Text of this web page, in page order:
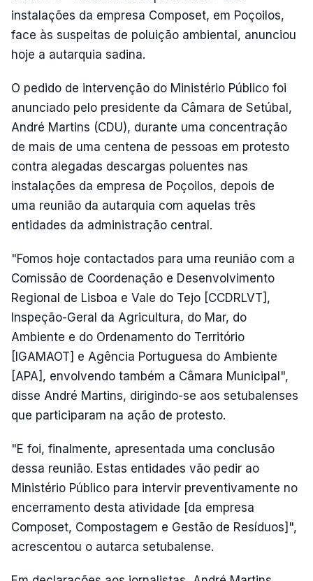
instalações da empresa Composet, em Poçoilos,
face às suspeitas de poluição ambiental, anunciou
hoje a autarquia sadina.
O pedido de intervenção do Ministério Público foi
anunciado pelo presidente da Câmara de Setúbal,
André Martins (CDU), durante uma concentração
de mais de uma centena de pessoas em protesto
contra alegadas descargas poluentes nas
instalações da empresa de Poçoilos, depois de
uma reunião da autarquia com aquelas três
entidades da administração central.
"Fomos hoje contactados para uma reunião com a
Comissão de Coordenação e Desenvolvimento
Regional de Lisboa e Vale do Tejo [CCDRLVT],
Inspeção-Geral da Agricultura, do Mar, do
Ambiente e do Ordenamento do Território
[IGAMAOT] e Agência Portuguesa do Ambiente
[APA], envolvendo também a Câmara Municipal",
disse André Martins, dirigindo-se aos setubalenses
que participaram na ação de protesto.
"E foi, finalmente, apresentada uma conclusão
dessa reunião. Estas entidades vão pedir ao
Ministério Público para intervir preventivamente no
encerramento desta atividade [da empresa
Composet, Compostagem e Gestão de Resíduos]",
acrescentou o autarca setubalense.